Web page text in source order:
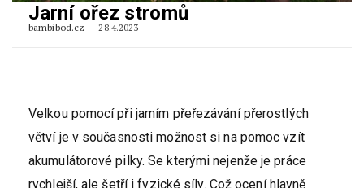
Jarní ořez stromů
bambibod.cz 28.4.2023
Velkou pomocí při jarním přeřezávání přerostlých
větví je v současnosti možnost si na pomoc vzít
akumulátorové pilky. Se kterými nejenže je práce
rychlejší, ale šetří i fyzické síly. Což ocení hlavně